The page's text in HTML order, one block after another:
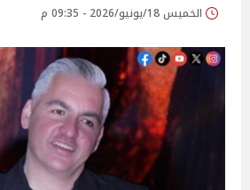
الخميس 18/يونيو/2026 - 09:35 م